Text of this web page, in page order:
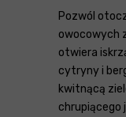
Pozwól
owocowych
otwiera
cytryny i
kwitnącą
chrupiącego